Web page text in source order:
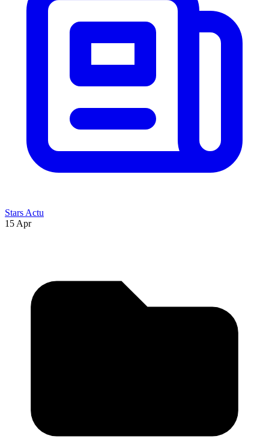
Stars Actu
15 Apr